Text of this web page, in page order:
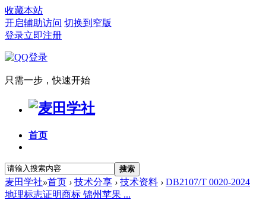
收藏本站
开启辅助访问 切换到窄版
登录立即注册
只需一步，快速开始
首页
搜索
麦田学社»首页 › 技术分享 › 技术资料 › DB2107/T 0020-2024
地理标志证明商标 锦州苹果 ...